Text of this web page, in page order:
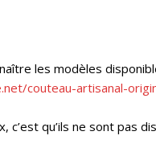
les modèles
couteau-artisanal-
c’est qu’ils ne sont pas